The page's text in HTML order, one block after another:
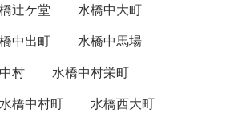
辻ケ堂
水橋中大町
中出町
水橋中馬場
村
水橋中村栄町
水橋中村町
水橋西大町